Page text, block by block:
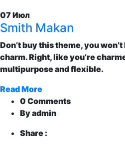
07Июл
Smith Makan
Don’t buy this theme, you
charm. Right, like you’re
multipurpose and flexible.
Read More
0 Comments
By admin
Share :